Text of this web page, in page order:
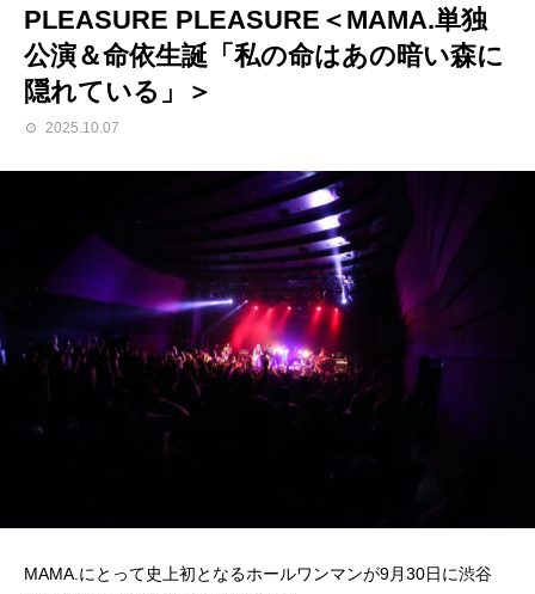
PLEASURE PLEASURE＜MAMA.単独
公演＆命依生誕「私の命はあの暗い森に
隠れている」＞
2025.10.07
MAMA.にとって史上初となるホールワンマンが9月30日に渋谷